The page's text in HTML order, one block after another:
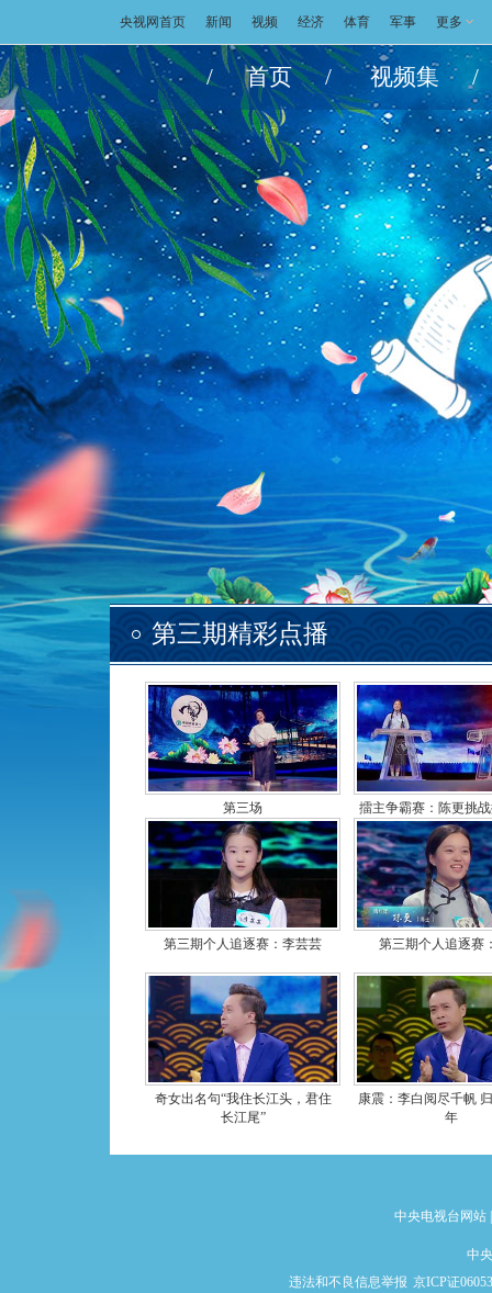
央视网首页 新闻 视频 经济 体育 军事 更多
/ 首页 / 视频集 /
第三期精彩点播
第三场 擂主争霸赛：陈更挑
第三期个人追逐赛：李芸芸 第三期个人追逐赛
奇女出名句“我住长江头，君住
长江尾”
康震：李白阅尽千帆
年
中央电视台网站
中
违法和不良信息举报 京ICP证